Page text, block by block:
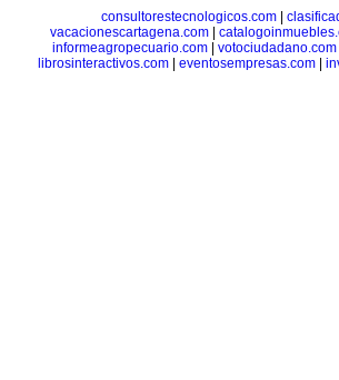
consultorestecnologicos.com
vacacionescartagena.com
informeagropecuario.com| votociudadano.com
librosinteractivos.com| eventosempresas.com|